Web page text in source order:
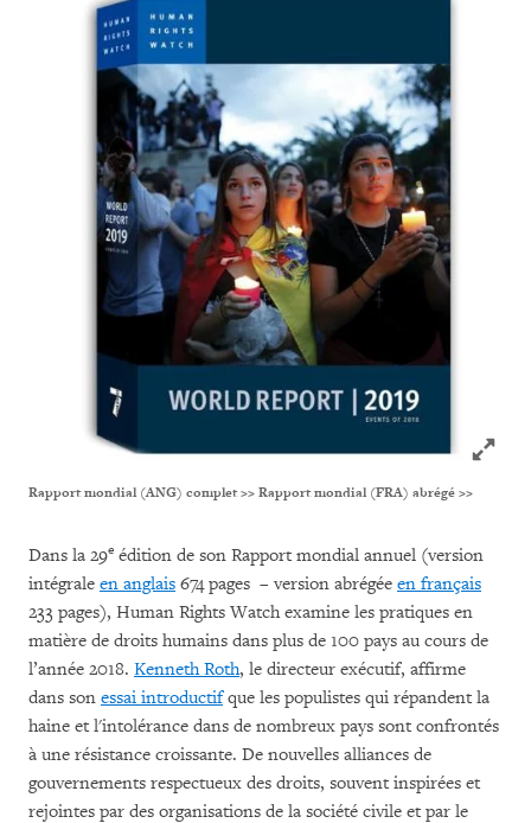
Click
Rapport mondial (ANG) complet >> Rapport mondial (FRA) abrégé >>
Dans la 29e édition de son Rapport mondial annuel (version
intégrale en anglais 674 pages – version abrégée en français
233 pages), Human Rights Watch examine les pratiques en
matière de droits humains dans plus de 100 pays au cours de
l’année 2018. Kenneth Roth, le directeur exécutif, affirme
dans son essai introductifque les populistes qui répandent la
haine et l'intolérance dans de nombreux pays sont confrontés
à une résistance croissante. De nouvelles alliances de
gouvernements respectueux des droits, souvent inspirées et
rejointes par des organisations de la société civile et par le